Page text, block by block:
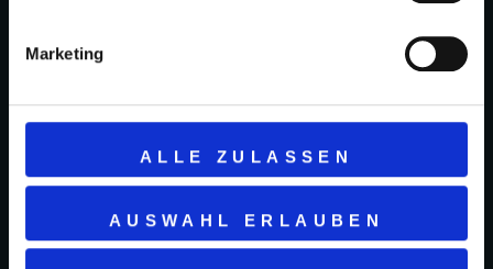
Marketing
ALLE ZULASSEN
AUSWAHL ERLAUBEN
Reservierungsformular können Sie
bald bei uns begrüßen zu dürfen
und Ihnen unsere glutenfreien
Köstlichkeiten zu servieren.